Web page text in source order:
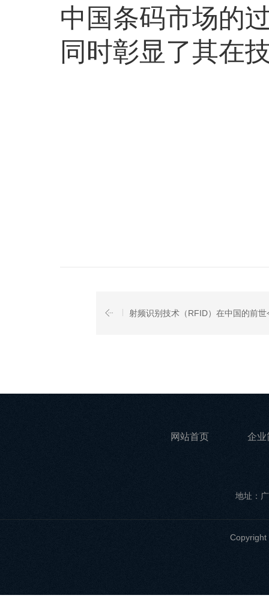
中国条码市场的
同时彰显了其在
射频识别技术（RFID）在中国的前世
网站首页 企业
地址：